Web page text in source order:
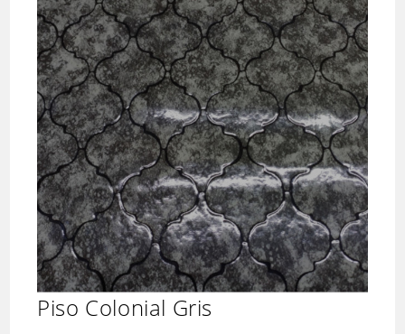
Piso Colonial Gris